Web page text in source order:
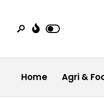
Home Agri &